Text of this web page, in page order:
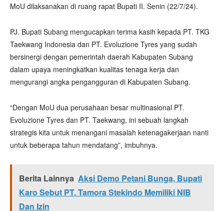
MoU dilaksanakan di ruang rapat Bupati II. Senin (22/7/24).
PJ. Bupati Subang mengucapkan terima kasih kepada PT. TKG
Taekwang Indonesia dan PT. Evoluzione Tyres yang sudah
bersinergi dengan pemerintah daerah Kabupaten Subang
dalam upaya meningkatkan kualitas tenaga kerja dan
mengurangi angka pengangguran di Kabupaten Subang.
“Dengan MoU dua perusahaan besar multinasional PT.
Evoluzione Tyres dan PT. Taekwang, ini sebuah langkah
strategis kita untuk menangani masalah ketenagakerjaan nanti
untuk beberapa tahun mendatang”, imbuhnya.
Berita Lainnya Aksi Demo Petani Bunga, Bupati
Karo Sebut PT. Tamora Stekindo Memiliki NIB
Dan Izin